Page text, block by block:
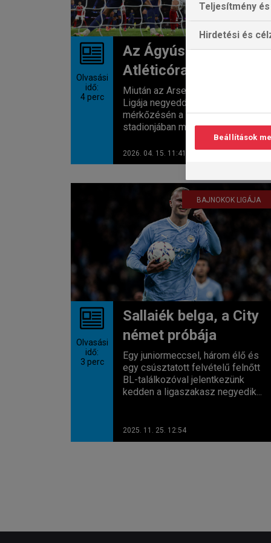
Olvasási
idő:
4 perc
Az Ágyúsok az
Atléticóra vágynak
Miután az Arsenal a Bajnokok
Ligája negyeddöntőjének első
mérkőzésén a Sporting CP
stadionjában megszerezte az...
2026. 04. 15. 11:41
BAJNOKOK LIGÁJA
Olvasási
idő:
3 perc
Sallaiék belga, a City
német próbája
Egy juniormeccsel, három élő és
egy csúsztatott felvételű felnőtt
BL-találkozóval jelentkezünk
kedden a ligaszakasz negyedik...
2025. 11. 25. 12:54
Teljesítmény
Hirdetési és
Beállítások